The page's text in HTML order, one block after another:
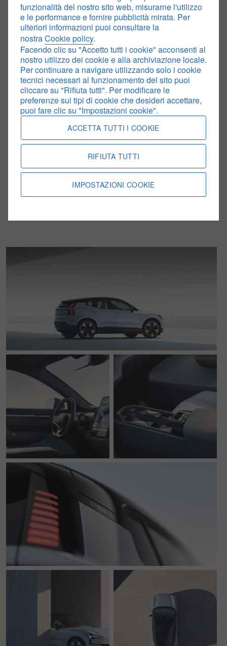
Volvo Selekt auto usate certificate
Il metodo intelligente per acquistare una Volvo usata.
funzionalità del nostro sito web, misurarne l'utilizzo
e le performance e fornire pubblicità mirata. Per
ulteriori informazioni puoi consultare la
nostraCookie policy.
Facendo clic su "Accetto tutti i cookie" acconsenti al
nostro utilizzo dei cookie e alla archiviazione locale.
Per continuare a navigare utilizzando solo i cookie
tecnici necessari al funzionamento del sito puoi
cliccare su "Rifiuta tutti". Per modificare le
preferenze sui tipi di cookie che desideri accettare,
puoi fare clic su "Impostazioni cookie".
ACCETTA TUTTI I COOKIE
RIFIUTA TUTTI
IMPOSTAZIONI COOKIE